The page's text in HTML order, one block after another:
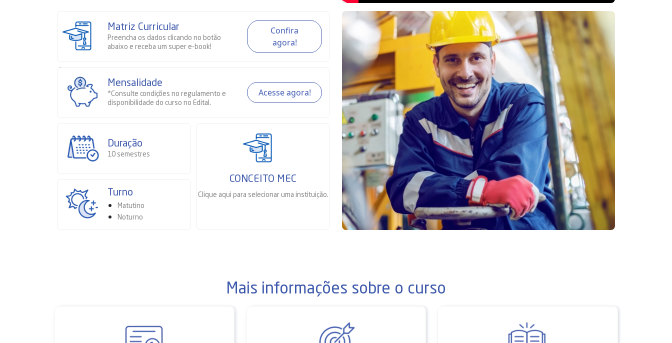
Matriz Curricular
Preencha os dados clicando no botão
abaixo e receba um super e-book!
Confira
agora!
Mensalidade
*Consulte condições no regulamento e
disponibilidade do curso no Edital.
Acesse agora!
Duração
10 semestres
Turno
Matutino
Noturno
CONCEITO MEC
Clique aqui para selecionar uma instituição.
Mais informações sobre o curso